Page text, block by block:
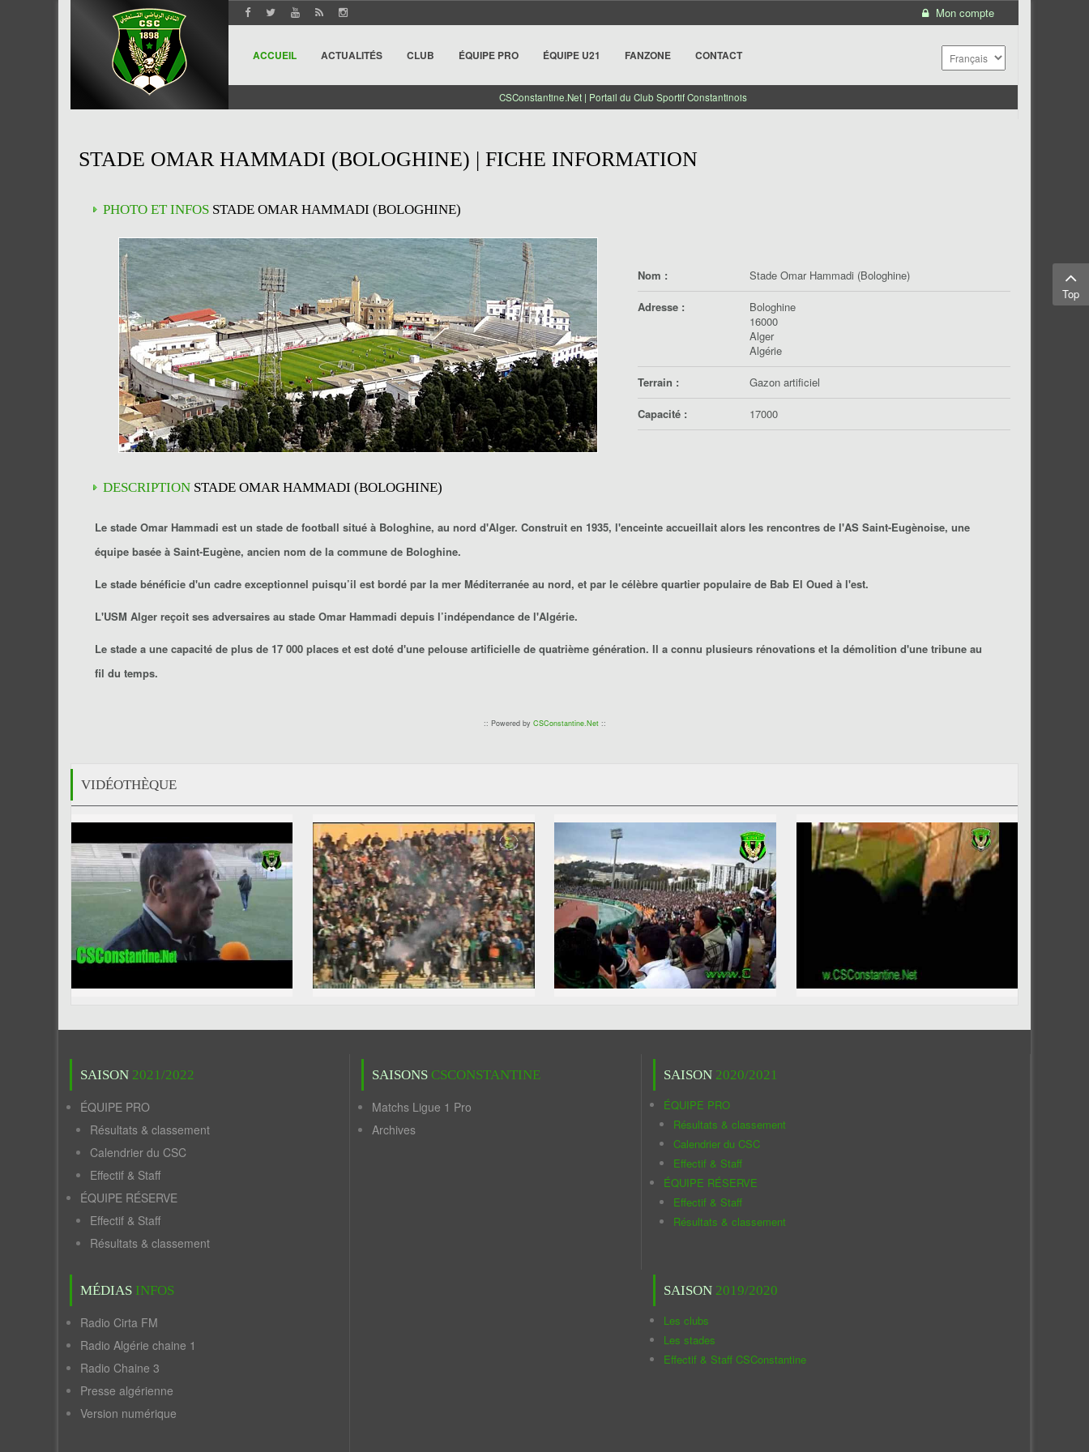
Mon compte
ACCUEIL ACTUALITÉS CLUB ÉQUIPE PRO ÉQUIPE U21 FANZONE CONTACT
CSConstantine.Net | Portail du Club Sportif Constantinois
STADE OMAR HAMMADI (BOLOGHINE) | FICHE INFORMATION
PHOTO ET INFOS STADE OMAR HAMMADI (BOLOGHINE)
Nom : Stade Omar Hammadi (Bologhine)
Adresse :
Bologhine
16000
Alger
Algérie
Terrain : Gazon artificiel
Capacité : 17000
DESCRIPTION STADE OMAR HAMMADI (BOLOGHINE)
Le stade Omar Hammadi est un stade de football situé à Bologhine, au nord d'Alger. Construit en 1935, l'enceinte accueillait alors les rencontres de l'AS Saint-Eugènoise, une
équipe basée à Saint-Eugène, ancien nom de la commune de Bologhine.
Le stade bénéficie d'un cadre exceptionnel puisqu’il est bordé par la mer Méditerranée au nord, et par le célèbre quartier populaire de Bab El Oued à l'est.
L'USM Alger reçoit ses adversaires au stade Omar Hammadi depuis l’indépendance de l'Algérie.
Le stade a une capacité de plus de 17 000 places et est doté d'une pelouse artificielle de quatrième génération. Il a connu plusieurs rénovations et la démolition d'une tribune au
fil du temps.
:: Powered by CSConstantine.Net::
VIDÉOTHÈQUE
SAISON 2021/2022
ÉQUIPE PRO
Résultats & classement
Calendrier du CSC
Effectif & Staff
ÉQUIPE RÉSERVE
Effectif & Staff
Résultats & classement
MÉDIAS INFOS
Radio Cirta FM
Radio Algérie chaine 1
Radio Chaine 3
Presse algérienne
Version numérique
SAISONS CSCONSTANTINE
Matchs Ligue 1 Pro
Archives
SAISON 2020/2021
ÉQUIPE PRO
Résultats & classement
Calendrier du CSC
Effectif & Staff
ÉQUIPE RÉSERVE
Effectif & Staff
Résultats & classement
SAISON 2019/2020
Les clubs
Les stades
Effectif & Staff CSConstantine
Top